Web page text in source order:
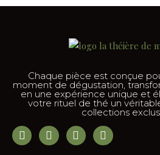
Chaque pièce est conçue
moment de dégustation,
en une expérience unique et
votre rituel de thé un
collections